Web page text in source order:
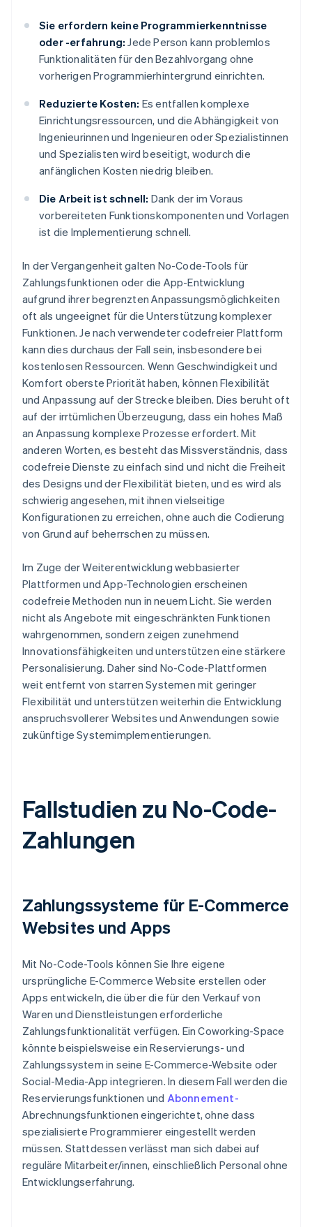
Sie erfordern keine Programmierkenntnisse
oder -erfahrung: Jede Person kann problemlos
Funktionalitäten für den Bezahlvorgang ohne
vorherigen Programmierhintergrund einrichten.
Reduzierte Kosten: Es entfallen komplexe
Einrichtungsressourcen, und die Abhängigkeit von
Ingenieurinnen und Ingenieuren oder Spezialistinnen
und Spezialisten wird beseitigt, wodurch die
anfänglichen Kosten niedrig bleiben.
Die Arbeit ist schnell: Dank der im Voraus
vorbereiteten Funktionskomponenten und Vorlagen
ist die Implementierung schnell.
In der Vergangenheit galten No-Code-Tools für
Zahlungsfunktionen oder die App-Entwicklung
aufgrund ihrer begrenzten Anpassungsmöglichkeiten
oft als ungeeignet für die Unterstützung komplexer
Funktionen. Je nach verwendeter codefreier Plattform
kann dies durchaus der Fall sein, insbesondere bei
kostenlosen Ressourcen. Wenn Geschwindigkeit und
Komfort oberste Priorität haben, können Flexibilität
und Anpassung auf der Strecke bleiben. Dies beruht oft
auf der irrtümlichen Überzeugung, dass ein hohes Maß
an Anpassung komplexe Prozesse erfordert. Mit
anderen Worten, es besteht das Missverständnis, dass
codefreie Dienste zu einfach sind und nicht die Freiheit
des Designs und der Flexibilität bieten, und es wird als
schwierig angesehen, mit ihnen vielseitige
Konfigurationen zu erreichen, ohne auch die Codierung
von Grund auf beherrschen zu müssen.
Im Zuge der Weiterentwicklung webbasierter
Plattformen und App-Technologien erscheinen
codefreie Methoden nun in neuem Licht. Sie werden
nicht als Angebote mit eingeschränkten Funktionen
wahrgenommen, sondern zeigen zunehmend
Innovationsfähigkeiten und unterstützen eine stärkere
Personalisierung. Daher sind No-Code-Plattformen
weit entfernt von starren Systemen mit geringer
Flexibilität und unterstützen weiterhin die Entwicklung
anspruchsvollerer Websites und Anwendungen sowie
zukünftige Systemimplementierungen.
Fallstudien zu No-Code-
Zahlungen
Zahlungssysteme für E-Commerce
Websites und Apps
Mit No-Code-Tools können Sie Ihre eigene
ursprüngliche E-Commerce Website erstellen oder
Apps entwickeln, die über die für den Verkauf von
Waren und Dienstleistungen erforderliche
Zahlungsfunktionalität verfügen. Ein Coworking-Space
könnte beispielsweise ein Reservierungs- und
Zahlungssystem in seine E-Commerce-Website oder
Social-Media-App integrieren. In diesem Fall werden die
Reservierungsfunktionen und Abonnement-
Abrechnungsfunktionen eingerichtet, ohne dass
spezialisierte Programmierer eingestellt werden
müssen. Stattdessen verlässt man sich dabei auf
reguläre Mitarbeiter/innen, einschließlich Personal ohne
Entwicklungserfahrung.